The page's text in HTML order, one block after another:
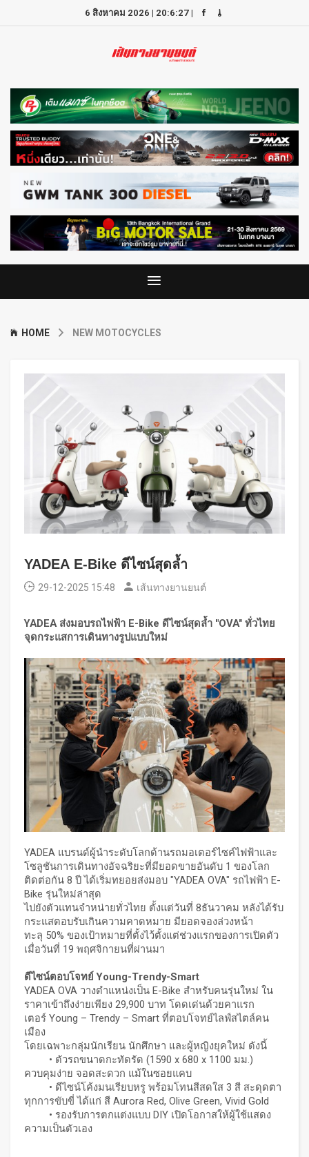
6 สิงหาคม 2026 | 20:6:27|
HOME NEW MOTOCYCLES
YADEA E-Bike ดีไซน์สุดล้ำ
29-12-2025 15:48 เส้นทางยานยนต์
YADEA ส่งมอบรถไฟฟ้า E-Bike ดีไซน์สุดล้ำ "OVA" ทั่วไทย
จุดกระแสการเดินทางรูปแบบใหม่
YADEA แบรนด์ผู้นำระดับโลกด้านรถมอเตอร์ไซค์ไฟฟ้าและ
โซลูชันการเดินทางอัจฉริยะที่มียอดขายอันดับ 1 ของโลก
ติดต่อกัน 8 ปี ได้เริ่มทยอยส่งมอบ "YADEA OVA" รถไฟฟ้า E-
Bike รุ่นใหม่ล่าสุด
ไปยังตัวแทนจำหน่ายทั่วไทย ตั้งแต่วันที่ 8ธันวาคม หลังได้รับ
กระแสตอบรับเกินความคาดหมาย มียอดจองล่วงหน้า
ทะลุ 50% ของเป้าหมายที่ตั้งไว้ตั้งแต่ช่วงแรกของการเปิดตัว
เมื่อวันที่ 19 พฤศจิกายนที่ผ่านมา
ดีไซน์ตอบโจทย์Young-Trendy-Smart
YADEA OVA วางตำแหน่งเป็น E-Bike สำหรับคนรุ่นใหม่ ใน
ราคาเข้าถึงง่ายเพียง 29,900 บาท โดดเด่นด้วยคาแรก
เตอร์ Young – Trendy – Smart ที่ตอบโจทย์ไลฟ์สไตล์คน
เมือง
โดยเฉพาะกลุ่มนักเรียน นักศึกษา และผู้หญิงยุคใหม่ ดังนี้
• ตัวรถขนาดกะทัดรัด (1590 x 680 x 1100 มม.)
ควบคุมง่าย จอดสะดวก แม้ในซอยแคบ
• ดีไซน์โค้งมนเรียบหรู พร้อมโทนสีสดใส 3 สี สะดุดตา
ทุกการขับขี่ ได้แก่ สี Aurora Red, Olive Green, Vivid Gold
• รองรับการตกแต่งแบบ DIY เปิดโอกาสให้ผู้ใช้แสดง
ความเป็นตัวเอง